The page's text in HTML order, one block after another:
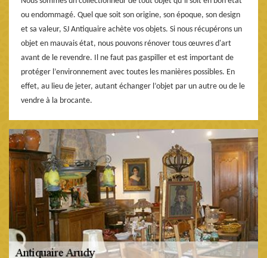
ou endommagé. Quel que soit son origine, son époque, son design
et sa valeur, SJ Antiquaire achète vos objets. Si nous récupérons un
objet en mauvais état, nous pouvons rénover tous œuvres d'art
avant de le revendre. Il ne faut pas gaspiller et est important de
protéger l’environnement avec toutes les manières possibles. En
effet, au lieu de jeter, autant échanger l’objet par un autre ou de le
vendre à la brocante.